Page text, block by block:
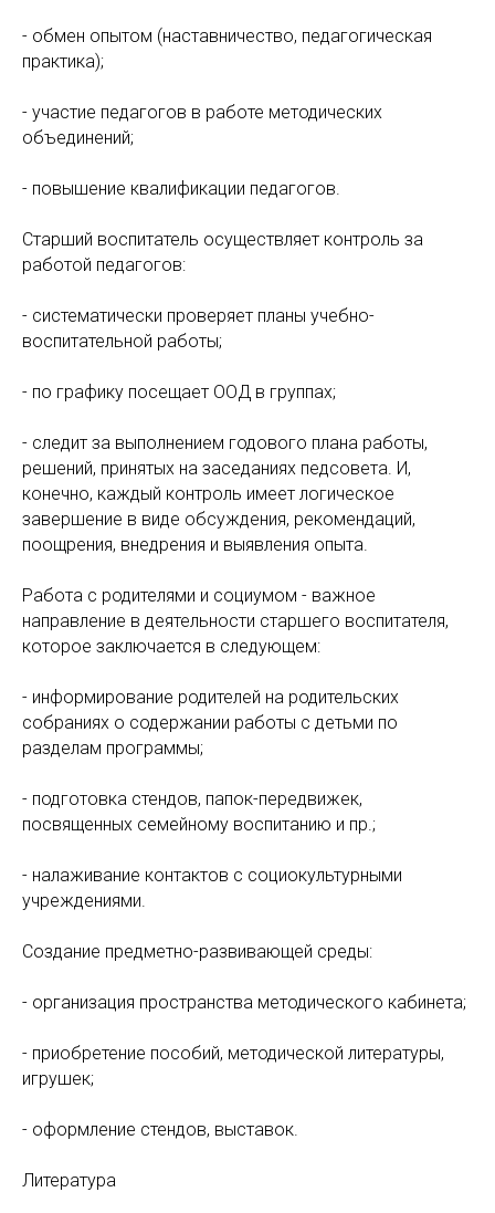
- обмен опытом (наставничество, педагогическая
практика);
- участие педагогов в работе методических
объединений;
- повышение квалификации педагогов.
Старший воспитатель осуществляет контроль за
работой педагогов:
- систематически проверяет планы учебно-
воспитательной работы;
- по графику посещает ООД в группах;
- следит за выполнением годового плана работы,
решений, принятых на заседаниях педсовета. И,
конечно, каждый контроль имеет логическое
завершение в виде обсуждения, рекомендаций,
поощрения, внедрения и выявления опыта.
Работа с родителями и социумом - важное
направление в деятельности старшего воспитателя,
которое заключается в следующем:
- информирование родителей на родительских
собраниях о содержании работы с детьми по
разделам программы;
- подготовка стендов, папок-передвижек,
посвященных семейному воспитанию и пр.;
- налаживание контактов с социокультурными
учреждениями.
Создание предметно-развивающей среды:
- организация пространства методического кабинета;
- приобретение пособий, методической литературы,
игрушек;
- оформление стендов, выставок.
Литература